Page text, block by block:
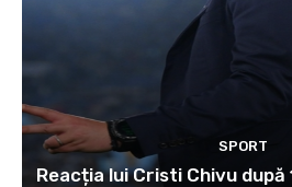
SPORT
Reacția lui Cristi Chivu după